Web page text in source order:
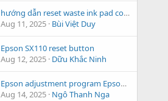
hướng dẫn reset waste ink pad counter Epson TX419
Aug 11, 2025 Bùi Việt Duy
Epson SX110 reset button
Aug 12, 2025 Dữu Khắc Ninh
Epson adjustment program Epson L3165 windows 10
Aug 14, 2025 Ngô Thanh Nga